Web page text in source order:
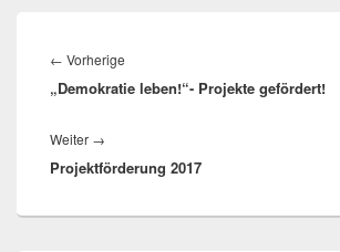
← Vorherige
Beitrag:
„Demokratie leben!“- Projekte gefördert!
Weiter →
Beitrag:
Projektförderung 2017